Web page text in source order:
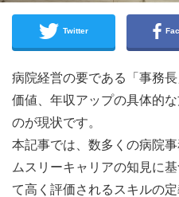
Twitter
病院経営の要である「事務
価値、年収アップの具体的
のが現状です。
本記事では、数多くの病院
ムスリーキャリアの知見に
て高く評価されるスキルの